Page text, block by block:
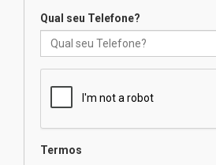
Professora
finalista do
04.08.2026
Qual seu Telefone?
Termos